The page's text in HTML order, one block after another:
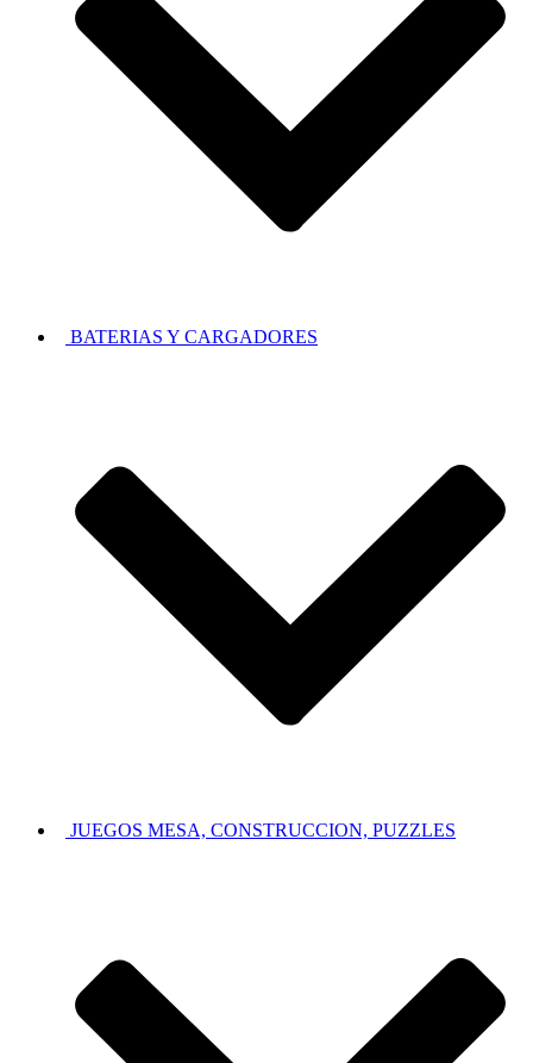
BATERIAS Y CARGADORES
JUEGOS MESA, CONSTRUCCION, PUZZLES